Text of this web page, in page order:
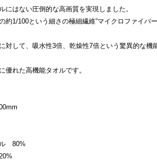
にはない圧倒的な高画質を実現しました。
約1/100という細さの極細繊維”マイクロファイバ
対して、吸水性3倍、乾燥性7倍という驚異的な機
優れた高機能タオルです。
80%